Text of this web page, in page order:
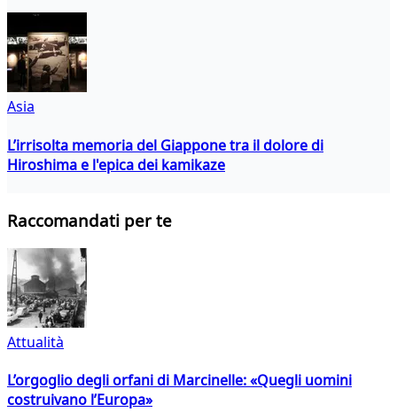
Asia
L’irrisolta memoria del Giappone tra il dolore di
Hiroshima e l'epica dei kamikaze
Raccomandati per te
Attualità
L’orgoglio degli orfani di Marcinelle: «Quegli uomini
costruivano l’Europa»